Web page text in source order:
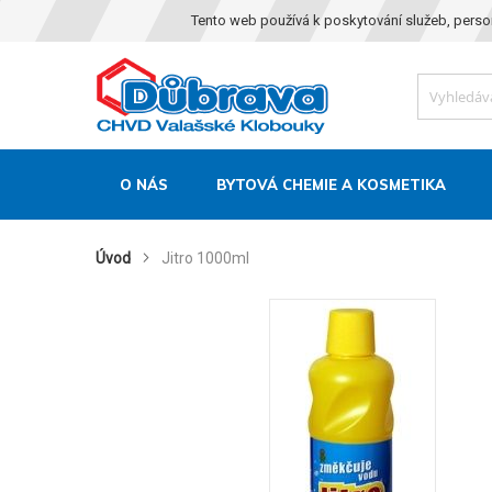
Tento web používá k poskytování služeb,
O NÁS BYTOVÁ CHEMIE A KOSMETIKA
Úvod Jitro 1000ml